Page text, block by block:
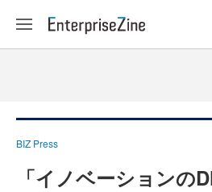
BIZ Press
「イノベーションの